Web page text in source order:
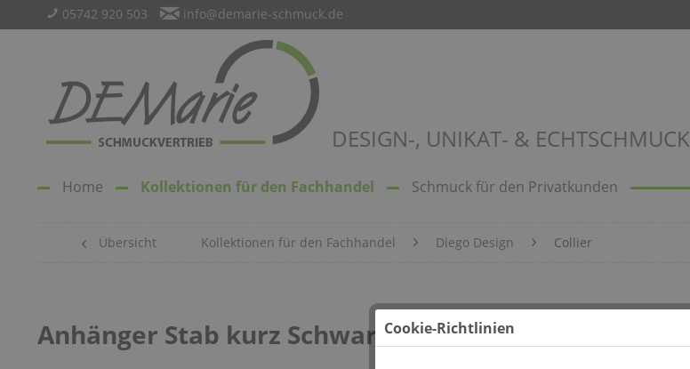
05742 920 503 info@demarie-schmuck.de
DESIGN-, UNIKAT- & ECHTSCHMUCK
Home Kollektionen für den Fachhandel Schmuck für den Privatkunden
Übersicht Kollektionen für den Fachhandel Diego Design Collier
Anhänger Stab kurz SchwarzCookie-Richtlinien